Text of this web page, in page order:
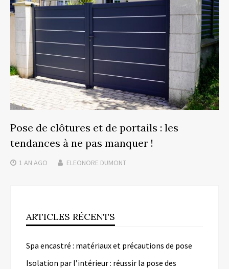
Pose de clôtures et de portails : les
tendances à ne pas manquer !
1 AN AGO ELEONORE DUMONT
ARTICLES RÉCENTS
Spa encastré : matériaux et précautions de pose
Isolation par l’intérieur : réussir la pose des